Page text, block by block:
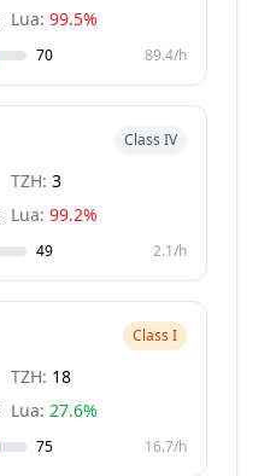
Lua: 99.5%
70 89.4/h
Class IV
TZH: 3
Lua: 99.2%
49 2.1/h
Class I
TZH: 18
Lua: 27.6%
75 16.7/h